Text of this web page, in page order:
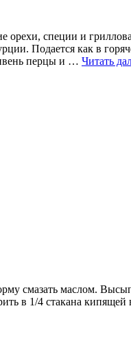
специи и
Подается как в
перцы и … Читать
смазать маслом.
в 1/4 стакана